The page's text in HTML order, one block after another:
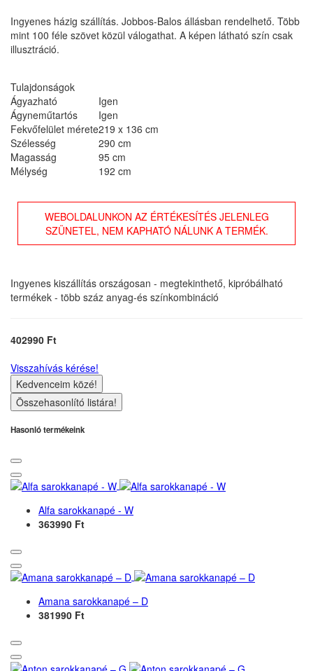
Ingyenes házig szállítás. Jobbos-Balos állásban rendelhető. Több
mint 100 féle szövet közül válogathat. A képen látható szín csak
illusztráció.
Tulajdonságok
Ágyazható
Igen
Ágyneműtartós
Igen
Fekvőfelület mérete219 x 136 cm
Szélesség
290 cm
Magasság
95 cm
Mélység
192 cm
WEBOLDALUNKON AZ ÉRTÉKESÍTÉS JELENLEG
SZÜNETEL, NEM KAPHATÓ NÁLUNK A TERMÉK.
Ingyenes kiszállítás országosan - megtekinthető, kipróbálható
termékek - több száz anyag-és színkombináció
402990 Ft
Visszahívás kérése!
Kedvenceim közé!
Összehasonlító listára!
Hasonló termékeink
Alfa sarokkanapé - W
363990 Ft
Amana sarokkanapé – D
381990 Ft